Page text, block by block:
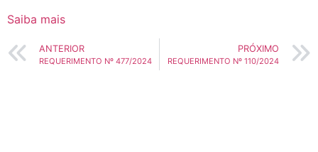
Saiba mais
ANTERIOR
REQUERIMENTO Nº 477/2024
PRÓXIMO
REQUERIMENTO Nº 110/2024